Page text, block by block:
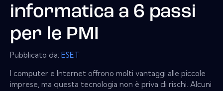
informatica a 6 passi
per le PMI
Pubblicato da: ESET
I computer e Internet offrono molti vantaggi alle piccole
imprese, ma questa tecnologia non è priva di rischi. Alcuni